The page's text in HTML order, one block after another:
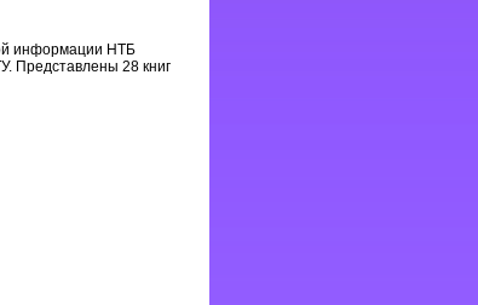
информации НТБ
Представлены 28 книг